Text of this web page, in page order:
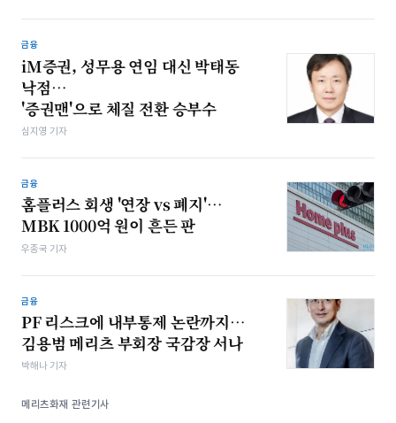
금융
iM증권, 성무용 연임 대신 박태동
낙점…
'증권맨'으로 체질 전환 승부수
심지영 기자
금융
홈플러스 회생 '연장 vs 폐지'…
MBK 1000억 원이 흔든 판
우종국 기자
금융
PF 리스크에 내부통제 논란까지…
김용범 메리츠 부회장 국감장 서나
박해나 기자
메리츠화재 관련기사